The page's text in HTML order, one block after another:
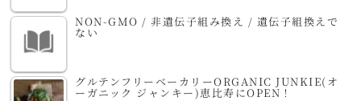
NON-GMO / 非遺伝子組み換え / 遺伝子組換えで
ない
グルテンフリーベーカリーORGANIC JUNKIE(オ
ーガニック ジャンキー)恵比寿にOPEN！